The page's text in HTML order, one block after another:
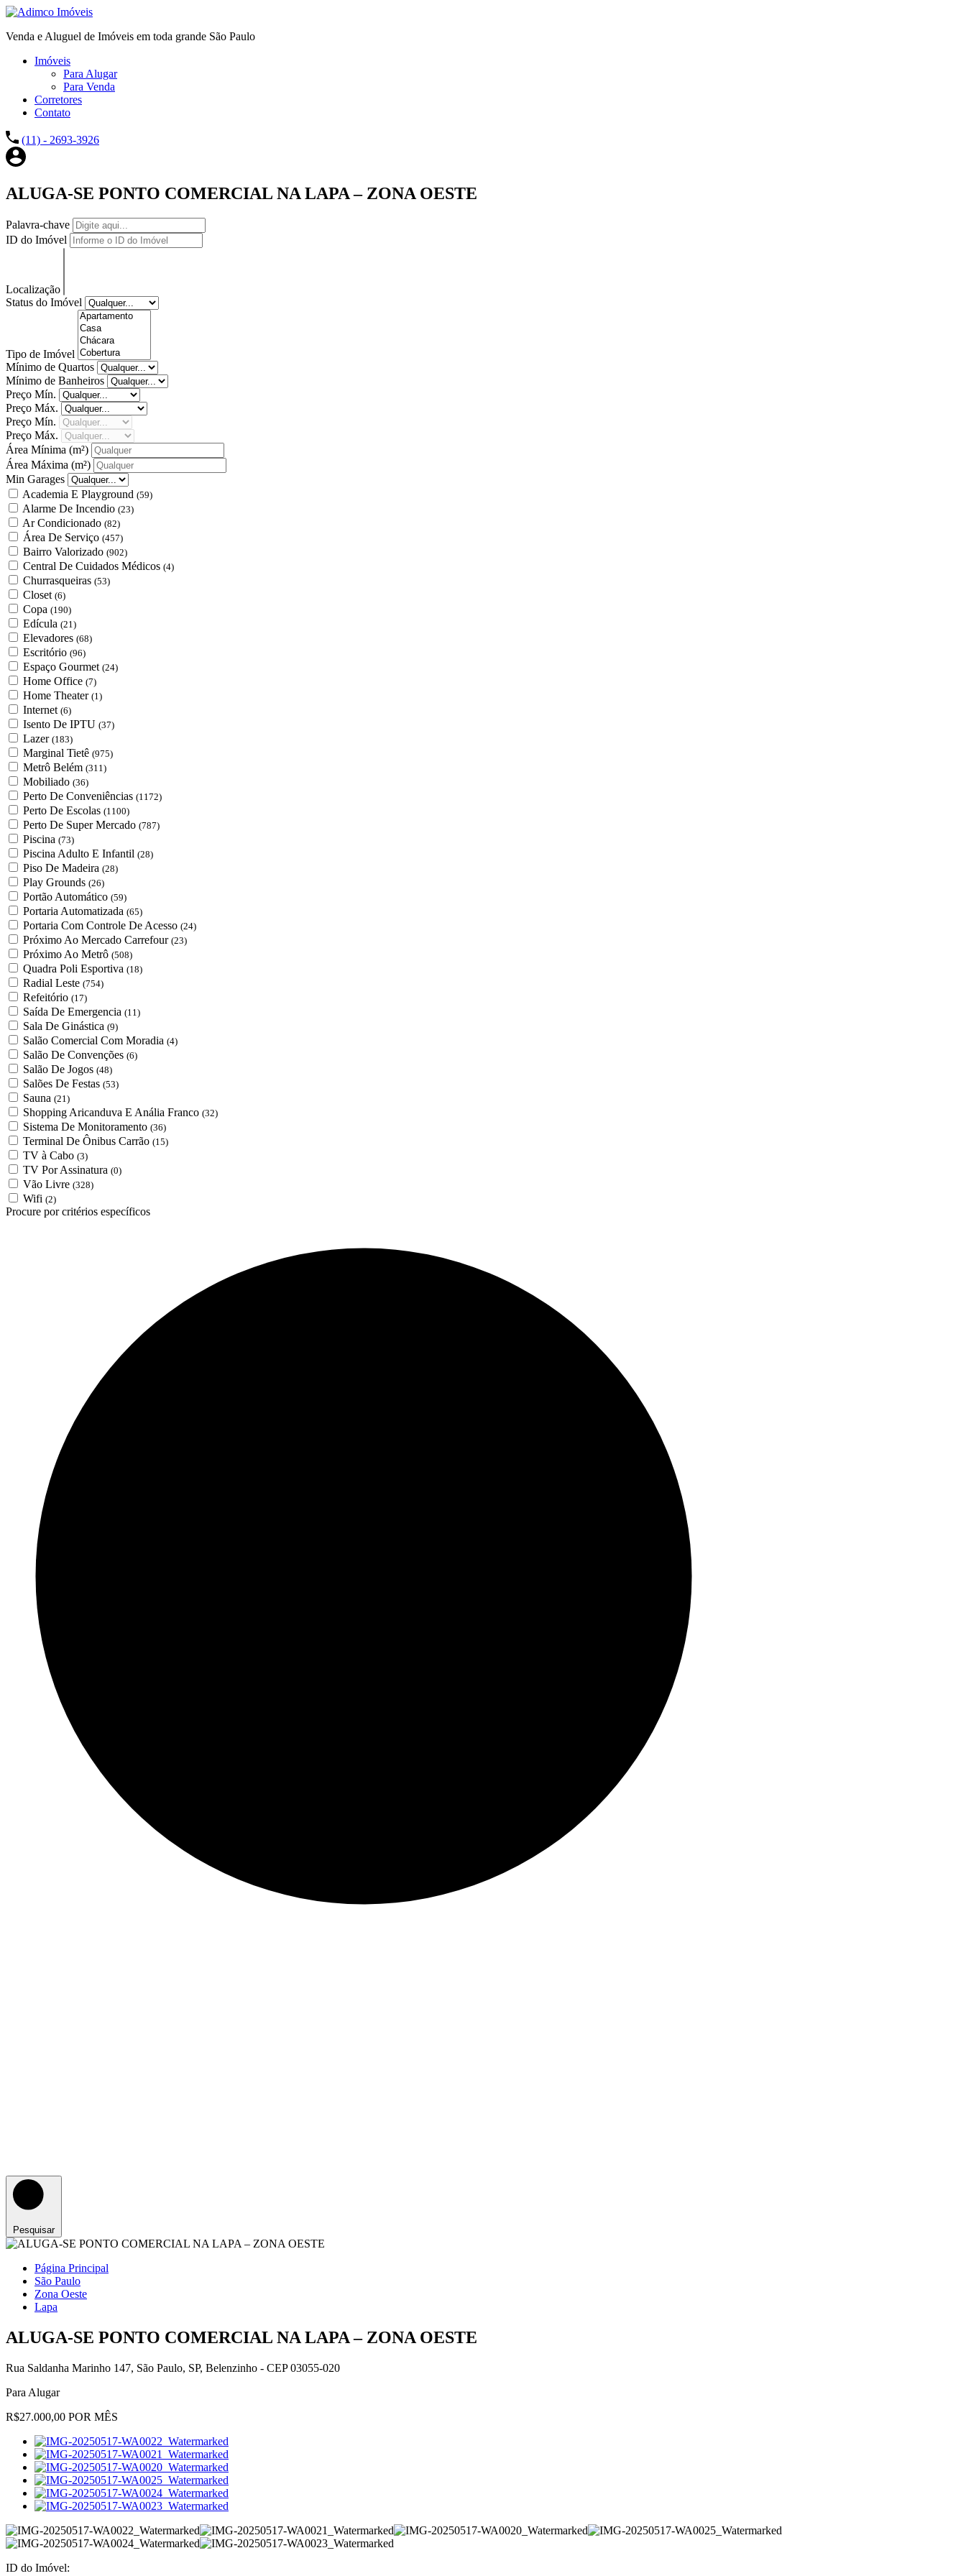
Venda e Aluguel de Imóveis em toda grande São Paulo
Imóveis
Para Alugar
Para Venda
Corretores
Contato
(11) - 2693-3926
ALUGA-SE PONTO COMERCIAL NA LAPA – ZONA OESTE
Palavra-chave
ID do Imóvel
Localização
Status do Imóvel
Tipo de Imóvel
Mínimo de Quartos
Mínimo de Banheiros
Preço Mín.
Preço Máx.
Preço Mín.
Preço Máx.
Área Mínima (m²)
Área Máxima (m²)
Min Garages
Academia E Playground (59)
Alarme De Incendio (23)
Ar Condicionado (82)
Área De Serviço (457)
Bairro Valorizado (902)
Central De Cuidados Médicos (4)
Churrasqueiras (53)
Closet (6)
Copa (190)
Edícula (21)
Elevadores (68)
Escritório (96)
Espaço Gourmet (24)
Home Office (7)
Home Theater (1)
Internet (6)
Isento De IPTU (37)
Lazer (183)
Marginal Tietê (975)
Metrô Belém (311)
Mobiliado (36)
Perto De Conveniências (1172)
Perto De Escolas (1100)
Perto De Super Mercado (787)
Piscina (73)
Piscina Adulto E Infantil (28)
Piso De Madeira (28)
Play Grounds (26)
Portão Automático (59)
Portaria Automatizada (65)
Portaria Com Controle De Acesso (24)
Próximo Ao Mercado Carrefour (23)
Próximo Ao Metrô (508)
Quadra Poli Esportiva (18)
Radial Leste (754)
Refeitório (17)
Saída De Emergencia (11)
Sala De Ginástica (9)
Salão Comercial Com Moradia (4)
Salão De Convenções (6)
Salão De Jogos (48)
Salões De Festas (53)
Sauna (21)
Shopping Aricanduva E Anália Franco (32)
Sistema De Monitoramento (36)
Terminal De Ônibus Carrão (15)
TV à Cabo (3)
TV Por Assinatura (0)
Vão Livre (328)
Wifi (2)
Procure por critérios específicos
Pesquisar
Página Principal
São Paulo
Zona Oeste
Lapa
ALUGA-SE PONTO COMERCIAL NA LAPA – ZONA OESTE
Rua Saldanha Marinho 147, São Paulo, SP, Belenzinho - CEP 03055-020
Para Alugar
R$27.000,00 POR MÊS
ID do Imóvel: